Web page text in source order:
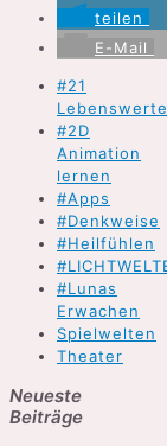
teilen
E-Mail
#21
Lebenswerte
#2D
Animation
lernen
#Apps
#Denkweise
#Heilfühlen
#Lunas
Erwachen
Spielwelten
Theater
Neueste
Beiträge